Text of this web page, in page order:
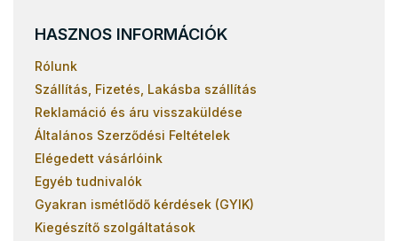
HASZNOS INFORMÁCIÓK
Rólunk
Szállítás, Fizetés, Lakásba szállítás
Reklamáció és áru visszaküldése
Általános Szerződési Feltételek
Elégedett vásárlóink
Egyéb tudnivalók
Gyakran ismétlődő kérdések (GYIK)
Kiegészítő szolgáltatások